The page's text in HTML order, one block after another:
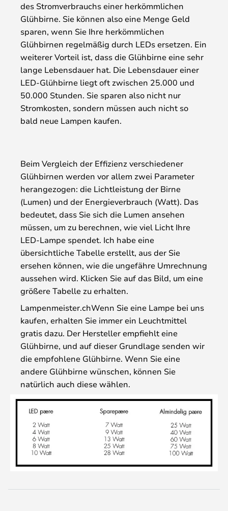
des Stromverbrauchs einer herkömmlichen
Glühbirne. Sie können also eine Menge Geld
sparen, wenn Sie Ihre herkömmlichen
Glühbirnen regelmäßig durch LEDs ersetzen. Ein
weiterer Vorteil ist, dass die Glühbirne eine sehr
lange Lebensdauer hat. Die Lebensdauer einer
LED-Glühbirne liegt oft zwischen 25.000 und
50.000 Stunden. Sie sparen also nicht nur
Stromkosten, sondern müssen auch nicht so
bald neue Lampen kaufen.
Beim Vergleich der Effizienz verschiedener
Glühbirnen werden vor allem zwei Parameter
herangezogen: die Lichtleistung der Birne
(Lumen) und der Energieverbrauch (Watt). Das
bedeutet, dass Sie sich die Lumen ansehen
müssen, um zu berechnen, wie viel Licht Ihre
LED-Lampe spendet. Ich habe eine
übersichtliche Tabelle erstellt, aus der Sie
ersehen können, wie die ungefähre Umrechnung
aussehen wird. Klicken Sie auf das Bild, um eine
größere Tabelle zu erhalten.
Lampenmeister.chWenn Sie eine Lampe bei uns
kaufen, erhalten Sie immer ein Leuchtmittel
gratis dazu. Der Hersteller empfiehlt eine
Glühbirne, und auf dieser Grundlage senden wir
die empfohlene Glühbirne. Wenn Sie eine
andere Glühbirne wünschen, können Sie
natürlich auch diese wählen.